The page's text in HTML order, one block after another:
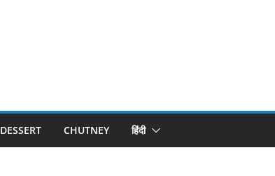
DESSERT CHUTNEY हिंदी